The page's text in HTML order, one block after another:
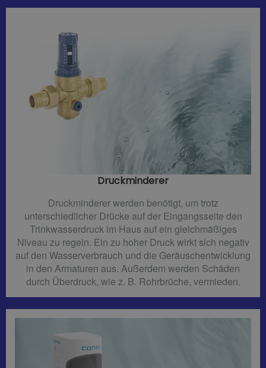
Druckminderer​
Druckminderer werden benötigt, um trotz
unterschiedlicher Drücke auf der Eingangsseite den
Trinkwasserdruck im Haus auf ein gleichmäßiges
Niveau zu regeln. Ein zu hoher Druck wirkt sich negativ
auf den Wasserverbrauch und die Geräuschentwicklung
in den Armaturen aus. Außerdem werden Schäden
durch Überdruck, wie z. B. Rohrbrüche, vermieden.